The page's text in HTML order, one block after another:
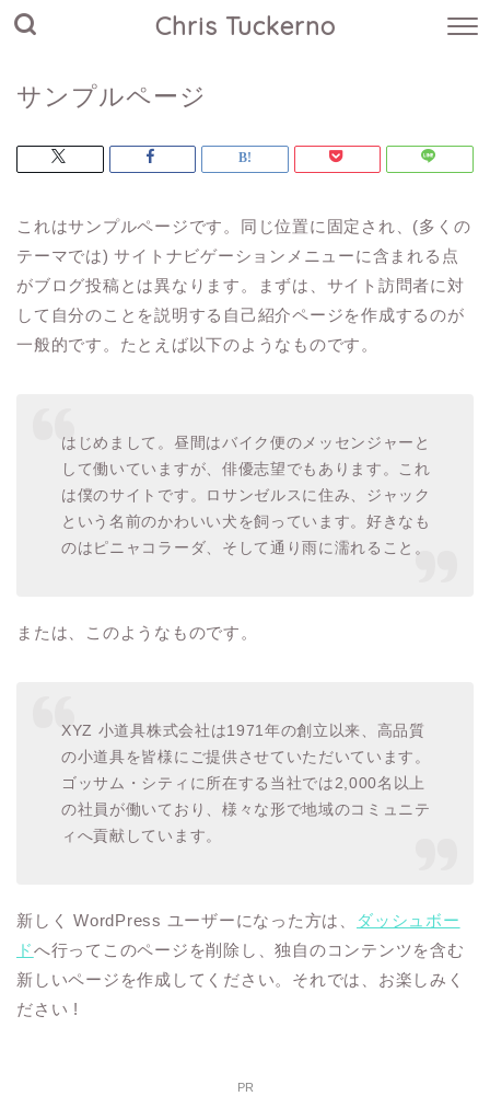
Chris Tuckerno
サンプルページ
これはサンプルページです。同じ位置に固定され、(多くの
テーマでは) サイトナビゲーションメニューに含まれる点
がブログ投稿とは異なります。まずは、サイト訪問者に対
して自分のことを説明する自己紹介ページを作成するのが
一般的です。たとえば以下のようなものです。
はじめまして。昼間はバイク便のメッセンジャーと
して働いていますが、俳優志望でもあります。これ
は僕のサイトです。ロサンゼルスに住み、ジャック
という名前のかわいい犬を飼っています。好きなも
のはピニャコラーダ、そして通り雨に濡れること。
または、このようなものです。
XYZ 小道具株式会社は1971年の創立以来、高品質
の小道具を皆様にご提供させていただいています。
ゴッサム・シティに所在する当社では2,000名以上
の社員が働いており、様々な形で地域のコミュニテ
ィへ貢献しています。
新しく WordPress ユーザーになった方は、
ダッシュボー
ドへ行ってこのページを削除し、独自のコンテンツを含む
新しいページを作成してください。それでは、お楽しみく
ださい !
PR